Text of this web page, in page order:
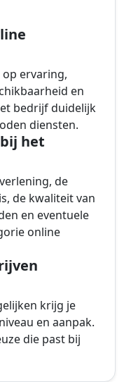
ervaring,
en
bedrijf duidelijk
diensten.
het
de
de kwaliteit van
en eventuele
online
krijg je
en aanpak.
die past bij